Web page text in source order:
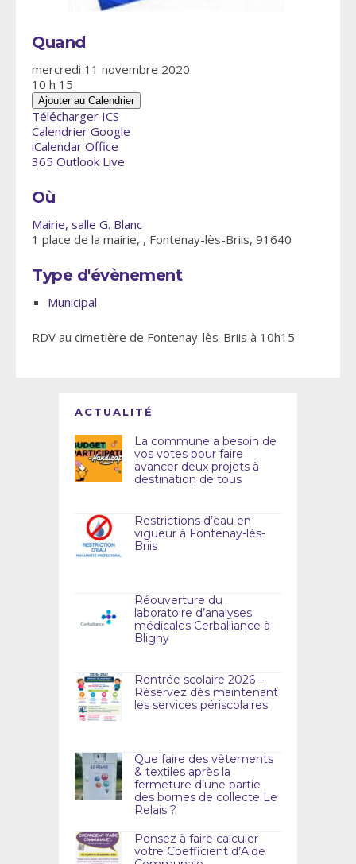
Quand
mercredi 11 novembre 2020
10 h 15
Ajouter au Calendrier
Télécharger ICS
Calendrier Google
iCalendar Office
365 Outlook Live
Où
Mairie, salle G. Blanc
1 place de la mairie, , Fontenay-lès-Briis, 91640
Type d'évènement
Municipal
RDV au cimetière de Fontenay-lès-Briis à 10h15
ACTUALITÉ
La commune a besoin de
vos votes pour faire
avancer deux projets à
destination de tous
Restrictions d’eau en
vigueur à Fontenay-lès-
Briis
Réouverture du
laboratoire d’analyses
médicales Cerballiance à
Bligny
Rentrée scolaire 2026 –
Réservez dès maintenant
les services périscolaires
Que faire des vêtements
& textiles après la
fermeture d’une partie
des bornes de collecte Le
Relais ?
Pensez à faire calculer
votre Coefficient d’Aide